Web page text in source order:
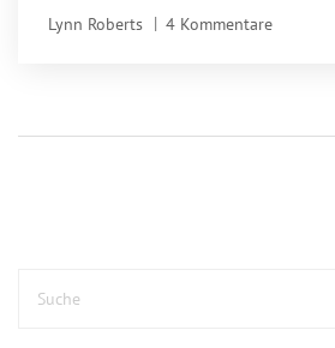
Lynn Roberts
4 Kommentare